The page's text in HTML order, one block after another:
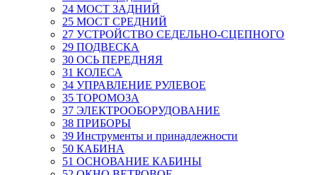
24 МОСТ ЗАДНИЙ
25 МОСТ СРЕДНИЙ
27 УСТРОЙСТВО СЕДЕЛЬНО-СЦЕПНОГО
29 ПОДВЕСКА
30 ОСЬ ПЕРЕДНЯЯ
31 КОЛЕСА
34 УПРАВЛЕНИЕ РУЛЕВОЕ
35 ТОРОМОЗА
37 ЭЛЕКТРООБОРУДОВАНИЕ
38 ПРИБОРЫ
39 Инструменты и принадлежности
50 КАБИНА
51 ОСНОВАНИЕ КАБИНЫ